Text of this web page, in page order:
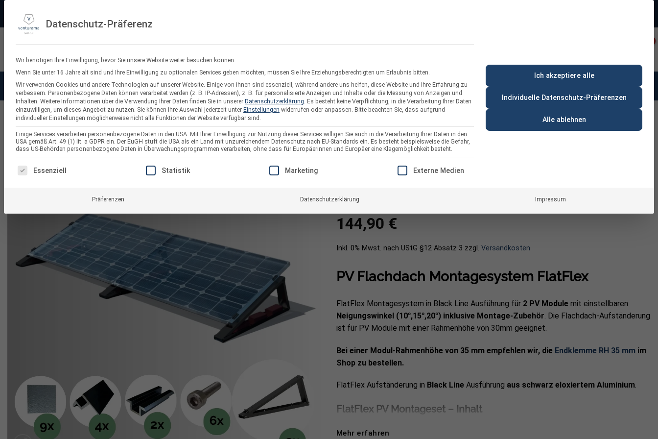
springen
PV-3D-Planungstool
Suchen
Solaranlagen Balkonkraftwerke Solarzaun & Fassade Unterkonstruktion Planung & Beratung
PV Aufständerung Flachdach
FlatFlex – Flachdach-Aufständerung Set Black
Line 2 PV-Module nebeneinander
144,90 €
Inkl. 0% Mwst. nach UStG §12 Absatz 3 zzgl. Versandkosten
PV Flachdach Montagesystem FlatFlex
FlatFlex Montagesystem in Black Line Ausführung für 2 PV Module mit einstellbaren
Neigungswinkel (10°,15°,20°) inklusive Montage-Zubehör . Die Flachdach-Aufständerung
ist für PV Module mit einer Rahmenhöhe von 30mm geeignet.
Bei einer Modul-Rahmenhöhe von 35 mm empfehlen wir, die Endklemme RH 35 mm im
Shop zu bestellen.
FlatFlex Aufständerung in Black Line Ausführung aus schwarz eloxiertem Aluminium.
FlatFlex PV Montageset – Inhalt
3 x FlatFlex Black Line Flachdach-Aufständerung
Mehr erfahren
Datenschutz-Präferenz
Wir benötigen Ihre Einwilligung, bevor Sie unsere Website weiter besuchen können.
Wenn Sie unter 16 Jahre alt sind und Ihre Einwilligung zu optionalen Services geben möchten, müssen Sie Ihre Erziehungsberechtigten um Erlaubnis bitten.
Wir verwenden Cookies und andere Technologien auf unserer Website. Einige von ihnen sind essenziell, während andere uns helfen, diese Website und Ihre Erfahrung zu
verbessern. Personenbezogene Daten können verarbeitet werden (z. B. IP-Adressen), z. B. für personalisierte Anzeigen und Inhalte oder die Messung von Anzeigen und
Inhalten. Weitere Informationen über die Verwendung Ihrer Daten finden Sie in unserer Datenschutzerklärung. Es besteht keine Verpflichtung, in die Verarbeitung Ihrer Daten
einzuwilligen, um dieses Angebot zu nutzen. Sie können Ihre Auswahl jederzeit unter Einstellungen widerrufen oder anpassen. Bitte beachten Sie, dass aufgrund
individueller Einstellungen möglicherweise nicht alle Funktionen der Website verfügbar sind.
Einige Services verarbeiten personenbezogene Daten in den USA. Mit Ihrer Einwilligung zur Nutzung dieser Services willigen Sie auch in die Verarbeitung Ihrer Daten in den
USA gemäß Art. 49 (1) lit. a GDPR ein. Der EuGH stuft die USA als ein Land mit unzureichendem Datenschutz nach EU-Standards ein. Es besteht beispielsweise die Gefahr,
dass US-Behörden personenbezogene Daten in Überwachungsprogrammen verarbeiten, ohne dass für Europäerinnen und Europäer eine Klagemöglichkeit besteht.
ES FOLGT EINE LISTE DER SERVICE-GRUPPEN, FÜR DIE EINE EINWILLIGUNG ERTEILT WERDEN KANN. DIE ERSTE SERVICE-GRUPPE IST ESSENZIELL UND KANN NICHT
Essenziell Statistik Marketing Externe Medien
Ich akzeptiere alle
Individuelle Datenschutz-Präferenzen
Alle ablehnen
Präferenzen Datenschutzerklärung Impressum